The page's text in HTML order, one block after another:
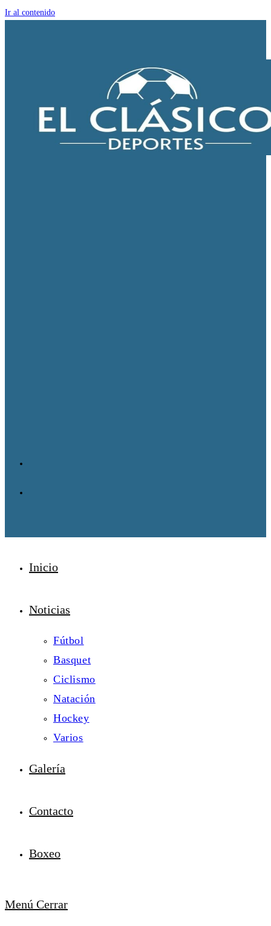
Ir al contenido
Inicio
Noticias
Fútbol
Basquet
Ciclismo
Natación
Hockey
Varios
Galería
Contacto
Boxeo
Menú Cerrar